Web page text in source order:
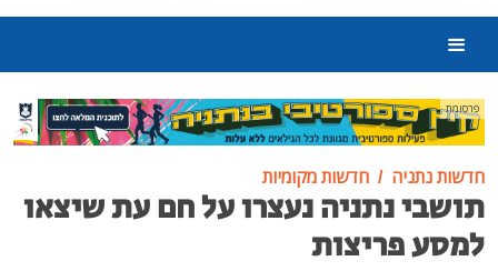
פרסומת
חדשות נתניה חדשות מקומיות
תושבי נתניה נעצרו על חם עת שיצאו
למסע פריצות